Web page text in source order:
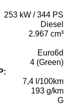
253 kW / 344 PS
Diesel
2.967 cm³
Euro6d
4 (Green)
7,4 l/100km
193 g/km
G